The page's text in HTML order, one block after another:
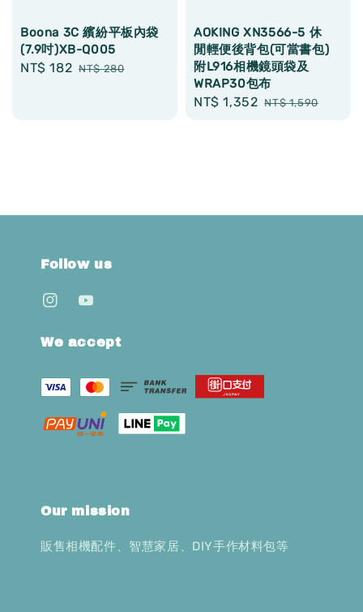
Boona 3C 繽紛平板內袋
(7.9吋)XB-Q005
Sale
NT$ 182 Regular
NT$ 280
AOKING XN3566-5 休
閒輕便後背包(可當書包)
附L916相機鏡頭袋及
WRAP30包布
Sale
NT$ 1,352 Regular
NT$ 1,590
Follow us
We accept
Our mission
販售相機配件、智慧家居、DIY手作材料包等